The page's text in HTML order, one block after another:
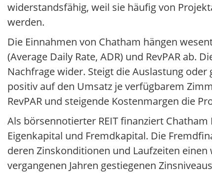
widerstandsfähig, weil sie häufig von
werden.
Die Einnahmen von Chatham hängen
(Average Daily Rate, ADR) und RevPAR ab.
Nachfrage wider. Steigt die Auslastung
positiv auf den Umsatz je verfügbarem
RevPAR und steigende Kostenmargen die
Als börsennotierter REIT finanziert
Eigenkapital und Fremdkapital. Die
deren Zinskonditionen und Laufzeiten
vergangenen Jahren gestiegenen